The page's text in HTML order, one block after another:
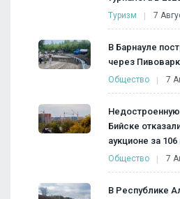
Туризм 7
В Барнауле
через
Общество 7
Бийске
аукционе за
Общество 7
В Республике